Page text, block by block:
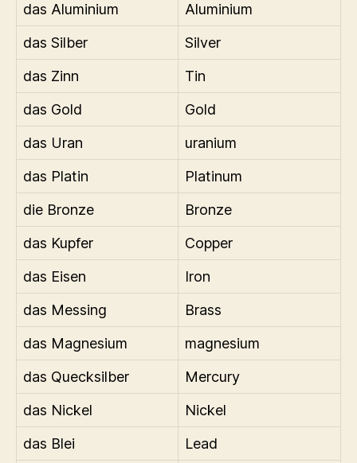
das Aluminium
Aluminium
das Silber
Silver
das Zinn
Tin
das Gold
Gold
das Uran
uranium
das Platin
Platinum
die Bronze
Bronze
das Kupfer
Copper
das Eisen
Iron
das Messing
Brass
das Magnesium
magnesium
das Quecksilber
Mercury
das Nickel
Nickel
das Blei
Lead